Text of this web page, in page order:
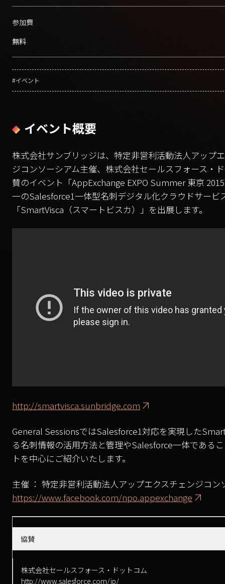
参加費
無料
#イベント
イベント概要
株式会社サンブリッジは、特定非営利活動法人アップ
ジコンソーシアム主催、株式会社セールスフォース・
賛のイベント「AppExchange EXPO Summer 東京
一のSalesforce1一体型名刺デジタル化クラウドサービ
「SmartVisca（スマートビスカ）」を出展します。
http://smartvisca.sunbridge.com
General SessionsではSalesforce1対応を実現した
る名刺情報の活用方法と管理やSalesforce一体である
トを中心にご紹介いたします。
主催 ： 特定非営利活動法人アップエクスチェンジコン
https://www.facebook.com/npo.appexchange
協賛
株式会社セールスフォース・ドットコム
http://www.salesforce.com/jp/